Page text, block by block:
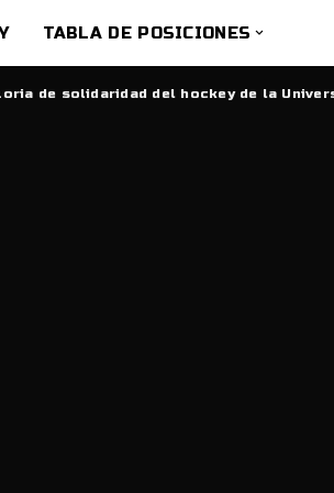
TABLA DE POSICIONES
de solidaridad del hockey de la